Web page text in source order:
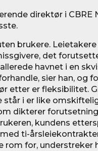
direktør i CBRE
brukere.
det
havnet i en
sier han, og
etter er fleksibilitet.
står i er like
dikterer
kundens
ti-
rom for, understreker